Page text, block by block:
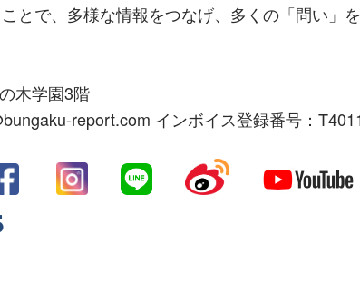
とで、多様な情報をつなげ、多くの「問い」
木学園3階
report.com インボイス登録番号：